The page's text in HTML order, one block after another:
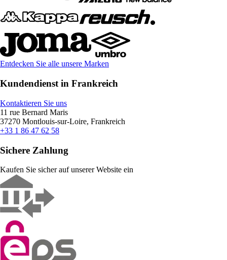
Entdecken Sie alle unsere Marken
Kundendienst in Frankreich
Kontaktieren Sie uns
11 rue Bernard Maris
37270 Montlouis-sur-Loire, Frankreich
+33 1 86 47 62 58
Sichere Zahlung
Kaufen Sie sicher auf unserer Website ein